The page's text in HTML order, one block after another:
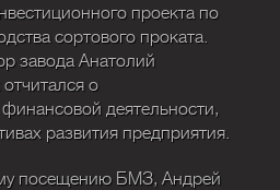
проекта по
сортового проката.
завода Анатолий
о
деятельности,
развития предприятия.
посещению БМЗ, Андрей